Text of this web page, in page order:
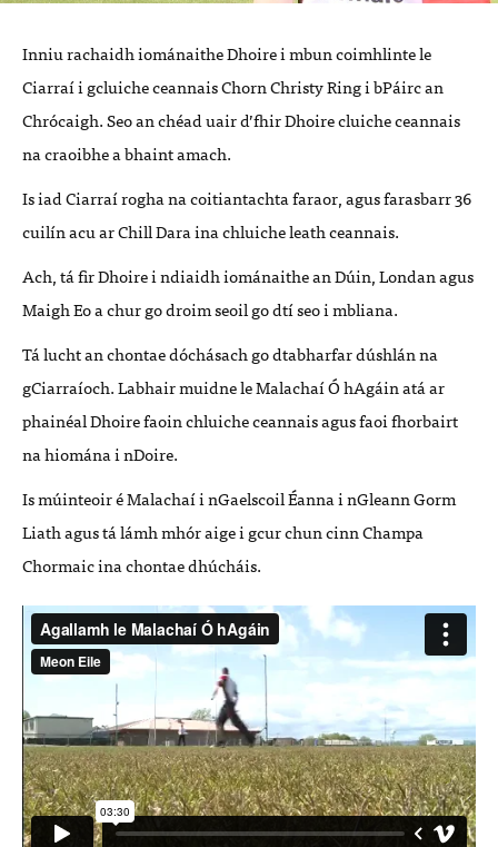
Inniu rachaidh iománaithe Dhoire i mbun coimhlinte le
Ciarraí i gcluiche ceannais Chorn Christy Ring i bPáirc an
Chrócaigh. Seo an chéad uair d’fhir Dhoire cluiche ceannais
na craoibhe a bhaint amach.
Is iad Ciarraí rogha na coitiantachta faraor, agus farasbarr 36
cuilín acu ar Chill Dara ina chluiche leath ceannais.
Ach, tá fir Dhoire i ndiaidh iománaithe an Dúin, Londan agus
Maigh Eo a chur go droim seoil go dtí seo i mbliana.
Tá lucht an chontae dóchásach go dtabharfar dúshlán na
gCiarraíoch. Labhair muidne le Malachaí Ó hAgáin atá ar
phainéal Dhoire faoin chluiche ceannais agus faoi fhorbairt
na hiomána i nDoire.
Is múinteoir é Malachaí i nGaelscoil Éanna i nGleann Gorm
Liath agus tá lámh mhór aige i gcur chun cinn Champa
Chormaic ina chontae dhúcháis.